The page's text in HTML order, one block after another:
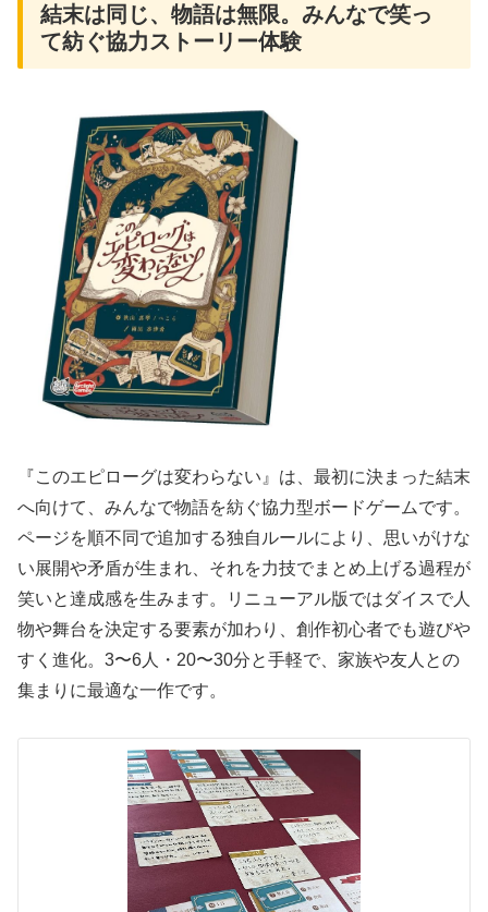
結末は同じ、物語は無限。みんなで笑っ
て紡ぐ協力ストーリー体験
『このエピローグは変わらない』は、最初に決まった結末
へ向けて、みんなで物語を紡ぐ協力型ボードゲームです。
ページを順不同で追加する独自ルールにより、思いがけな
い展開や矛盾が生まれ、それを力技でまとめ上げる過程が
笑いと達成感を生みます。リニューアル版ではダイスで人
物や舞台を決定する要素が加わり、創作初心者でも遊びや
すく進化。3〜6人・20〜30分と手軽で、家族や友人との
集まりに最適な一作です。